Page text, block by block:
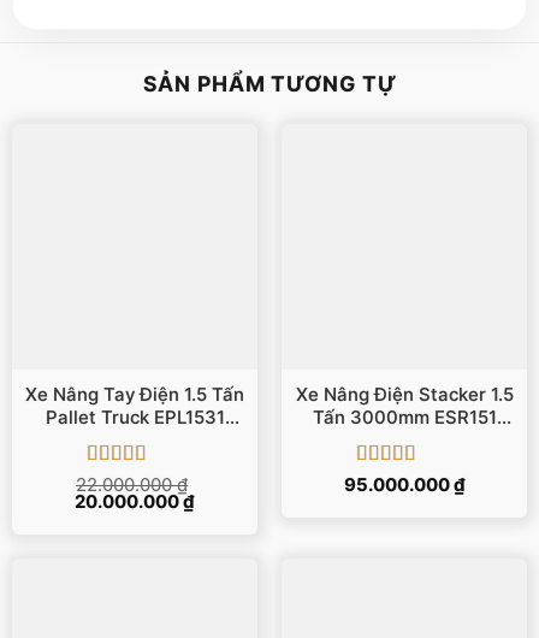
SẢN PHẨM TƯƠNG TỰ
Xe Nâng Tay Điện 1.5 Tấn
Pallet Truck EPL1531
Nâng 105mm
Được xếp
hạng55 sao
22.000.000₫
Giá
20.000.000₫Giá
Xe Nâng Điện Stacker 1.5
Tấn 3000mm ESR151
IMOW/EP
Được xếp
95.000.000₫